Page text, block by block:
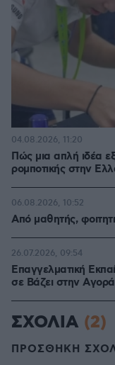
Πώς μια απλή ιδέα
ρομποτικής στην
04.08.2026, 11:20
Από μαθητής,
06.08.2026, 10:52
Επαγγελματική
σε Bάζει στην
26.07.2026, 09:54
ΣΧΟΛΙΑ (2)
ΠΡΟΣΘΗΚΗ